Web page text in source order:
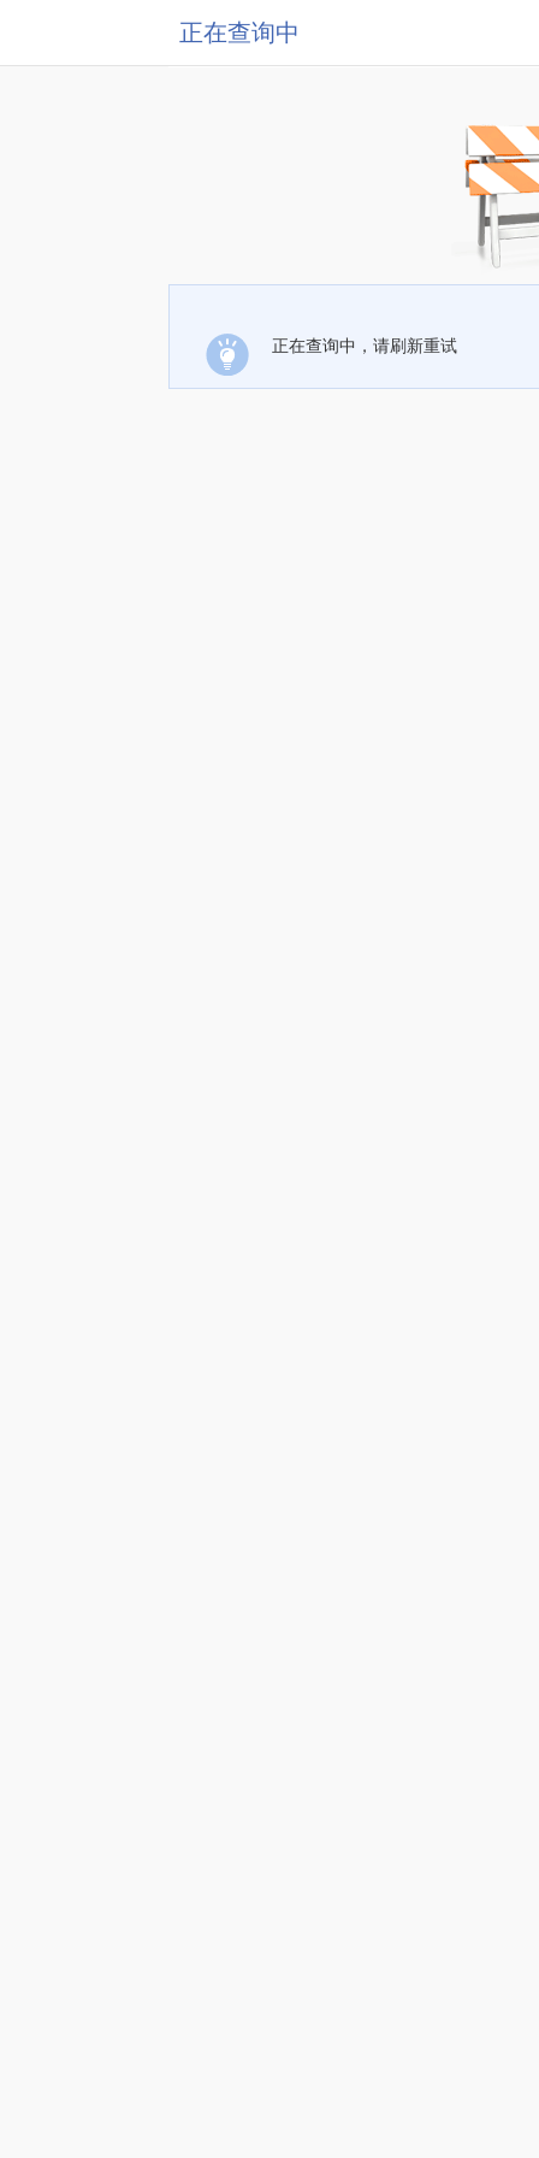
正在查询中
正在查询中，请刷新重试